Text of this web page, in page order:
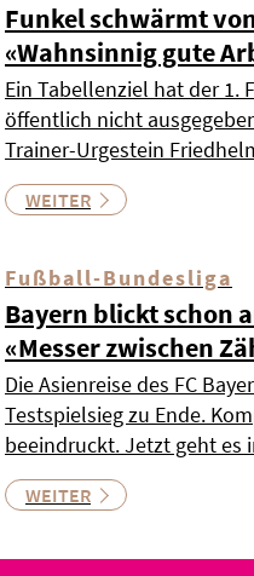
Funkel schwärmt
«Wahnsinnig gute
Ein Tabellenziel hat der 1.
öffentlich nicht
Trainer-Urgestein
WEITER
Fußball-Bundesliga
Bayern blickt schon
«Messer zwischen
Die Asienreise des FC
Testspielsieg zu Ende.
beeindruckt. Jetzt geht es
WEITER